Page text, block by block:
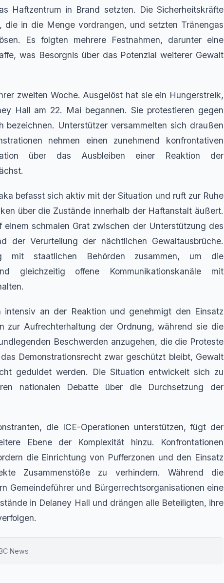
Haftzentrum in Brand setzten. Die Sicherheitskräfte
die in die Menge vordrangen, und setzten Tränengas
Es folgten mehrere Festnahmen, darunter eine
was Besorgnis über das Potenzial weiterer Gewalt
zweiten Woche. Ausgelöst hat sie ein Hungerstreik,
Hall am 22. Mai begannen. Sie protestieren gegen
bezeichnen. Unterstützer versammelten sich draußen
nehmen einen zunehmend konfrontativen
über das Ausbleiben einer Reaktion der
befasst sich aktiv mit der Situation und ruft zur Ruhe
über die Zustände innerhalb der Haftanstalt äußert.
schmalen Grat zwischen der Unterstützung des
der Verurteilung der nächtlichen Gewaltausbrüche.
mit staatlichen Behörden zusammen, um die
gleichzeitig offene Kommunikationskanäle mit
intensiv an der Reaktion und genehmigt den Einsatz
zur Aufrechterhaltung der Ordnung, während sie die
Beschwerden anzugehen, die die Proteste
Demonstrationsrecht zwar geschützt bleibt, Gewalt
geduldet werden. Die Situation entwickelt sich zu
nationalen Debatte über die Durchsetzung der
die ICE-Operationen unterstützen, fügt der
Ebene der Komplexität hinzu. Konfrontationen
die Einrichtung von Pufferzonen und den Einsatz
Zusammenstöße zu verhindern. Während die
Gemeindeführer und Bürgerrechtsorganisationen eine
in Delaney Hall und drängen alle Beteiligten, ihre
News